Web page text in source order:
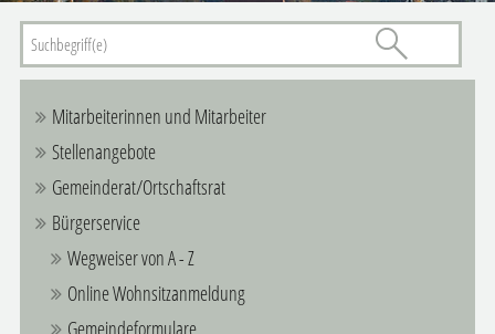
Mitarbeiterinnen und Mitarbeiter
Stellenangebote
Gemeinderat/Ortschaftsrat
Bürgerservice
Wegweiser von A - Z
Online Wohnsitzanmeldung
Gemeindeformulare